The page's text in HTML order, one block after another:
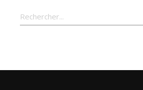
Rechercher